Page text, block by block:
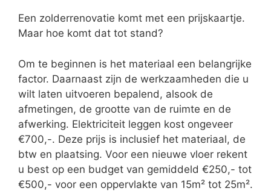
Een zolderrenovatie komt met een prijskaartje.
Maar hoe komt dat tot stand?
Om te beginnen is het materiaal een belangrijke
factor. Daarnaast zijn de werkzaamheden die u
wilt laten uitvoeren bepalend, alsook de
afmetingen, de grootte van de ruimte en de
afwerking. Elektriciteit leggen kost ongeveer
€700,-. Deze prijs is inclusief het materiaal, de
btw en plaatsing. Voor een nieuwe vloer rekent
u best op een budget van gemiddeld €250,- tot
€500,- voor een oppervlakte van 15m² tot 25m².